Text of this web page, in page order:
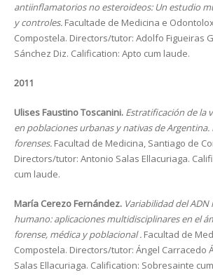
antiinflamatorios no esteroideos: Un estudio
y controles. Facultade de Medicina e
Compostela. Directors/tutor: Adolfo Figueiras
Sánchez Diz. Calification: Apto cum laude.
2011
Ulises Faustino Toscanini. Estratificación de la
en poblaciones urbanas y nativas de
forenses. Facultad de Medicina, Santiago de
Directors/tutor: Antonio Salas Ellacuriaga.
cum laude.
María Cerezo Fernández. Variabilidad del
humano: aplicaciones multidisciplinares en el
forense, médica y poblacional . Facultad de
Compostela. Directors/tutor: Ángel Carracedo
Salas Ellacuriaga. Calification: Sobresainte